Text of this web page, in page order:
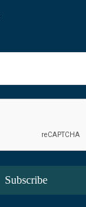
Subscribe